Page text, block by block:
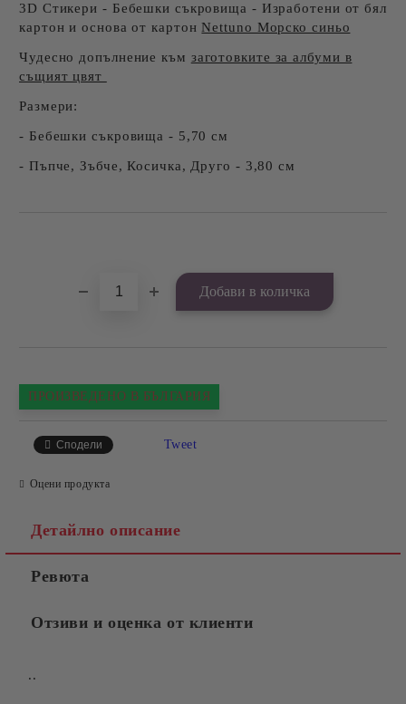
3D Стикери - Бебешки съкровища - Изработени от бял
картон и основа от картон Nettuno Морско синьо
Чудесно допълнение към заготовките за албуми в
същият цвят
Размери:
- Бебешки съкровища - 5,70 см
- Пъпче, Зъбче, Косичка, Друго - 3,80 см
ПРОИЗВЕДЕНО В БЪЛГАРИЯ
Сподели Tweet
Оцени продукта
Детайлно описание
Ревюта
Отзиви и оценка от клиенти
..